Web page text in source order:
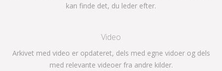
kan finde det, du leder efter.
Video
Arkivet med video er opdateret, dels med egne vidoer og dels
med relevante videoer fra andre kilder.